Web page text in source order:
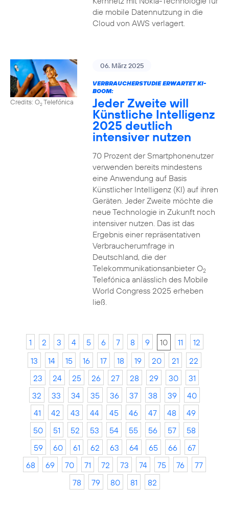
die mobile Datennutzung in die
Cloud von AWS verlagert.
Credits: O2Telefónica
06. März 2025
VERBRAUCHERSTUDIE ERWARTET KI-
BOOM:
Jeder Zweite will
Künstliche Intelligenz
2025 deutlich
intensiver nutzen
70 Prozent der Smartphonenutzer
verwenden bereits mindestens
eine Anwendung auf Basis
Künstlicher Intelligenz (KI) auf ihren
Geräten. Jeder Zweite möchte die
neue Technologie in Zukunft noch
intensiver nutzen. Das ist das
Ergebnis einer repräsentativen
Verbraucherumfrage in
Deutschland, die der
Telekommunikationsanbieter O2
Telefónica anlässlich des Mobile
World Congress 2025 erheben
ließ.
1 2 3 4 5 6 7 8 9 10 11
12
13
14 15 16 17 18 19 20 21
22
23
24 25 26 27 28 29 30
31
32
33 34 35 36 37 38 39
40
41
42 43 44 45 46 47 48
49
50
51 52 53 54 55 56 57
58
59
60 61 62 63 64 65 66
67
68
69 70 71 72 73 74 75 76
77
78
79 80 81 82